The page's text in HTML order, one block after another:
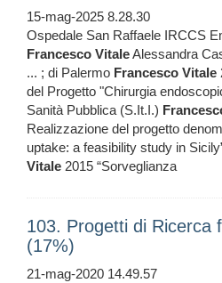
15-mag-2025 8.28.30
Ospedale San Raffaele IRCCS
Francesco VitaleAlessandra
... ; di Palermo Francesco Vitale
del Progetto "Chirurgia
Sanità Pubblica (S.It.I.)
Realizzazione del progetto
uptake: a feasibility study in
Vitale 2015 “Sorveglianza
103. Progetti di Ricerca
(17%)
21-mag-2020 14.49.57